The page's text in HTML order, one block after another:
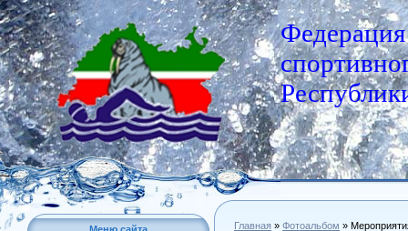
Федерация
Главная » Фотоальбом »